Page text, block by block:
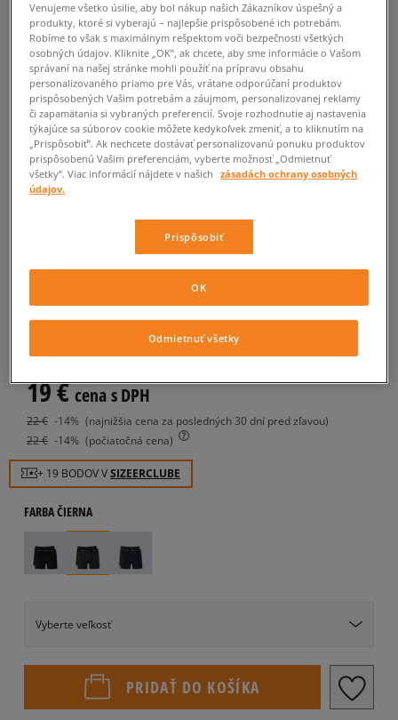
CHAMPION TRENKY 2 PK
pánske, boxerky
22€ -14% (počiatočná cena)
22€ -14% (najnižšia cena za posledných 30 dní pred zľavou)
19€ cena s DPH
+ 19 BODOV VSIZEERCLUBE
Vyberte veľkosť
dostupnosti
FARBAČIERNA
PRIDAŤ DO KOŠÍKA
Venujeme všetko úsilie, aby bol nákup našich Zákazníkov úspešný a
produkty, ktoré si vyberajú – najlepšie prispôsobené ich potrebám.
Robíme to však s maximálnym rešpektom voči bezpečnosti všetkých
osobných údajov. Kliknite „OK”, ak chcete, aby sme informácie o Vašom
správaní na našej stránke mohli použiť na prípravu obsahu
personalizovaného priamo pre Vás, vrátane odporúčaní produktov
prispôsobených Vašim potrebám a záujmom, personalizovanej reklamy
či zapamätania si vybraných preferencií. Svoje rozhodnutie aj nastavenia
týkajúce sa súborov cookie môžete kedykoľvek zmeniť, a to kliknutím na
„Prispôsobiť”. Ak nechcete dostávať personalizovanú ponuku produktov
prispôsobenú Vašim preferenciám, vyberte možnosť „Odmietnuť
všetky”. Viac informácií nájdete v našich
zásadách ochrany osobných
údajov.
Prispôsobiť
Odmietnuť všetky
OK